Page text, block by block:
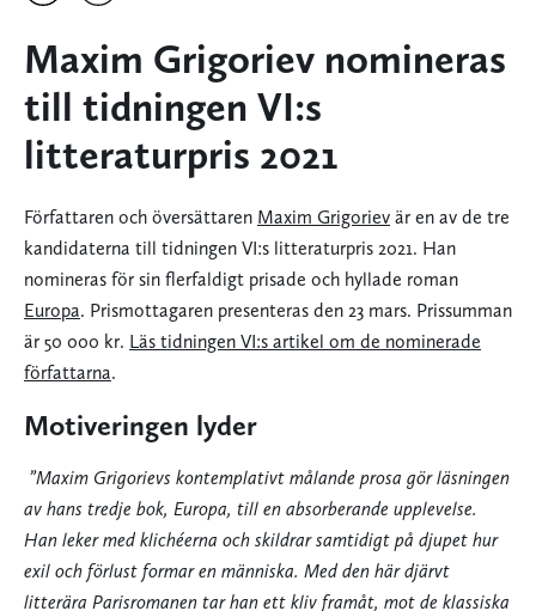
Maxim Grigoriev nomineras
till tidningen VI:s
litteraturpris 2021
Författaren och översättaren Maxim Grigoriev är en av de tre
kandidaterna till tidningen VI:s litteraturpris 2021. Han
nomineras för sin flerfaldigt prisade och hyllade roman
Europa. Prismottagaren presenteras den 23 mars. Prissumman
är 50 000 kr. Läs tidningen VI:s artikel om de nominerade
författarna.
Motiveringen lyder
”Maxim Grigorievs kontemplativt målande prosa gör läsningen
av hans tredje bok, Europa, till en absorberande upplevelse.
Han leker med klichéerna och skildrar samtidigt på djupet hur
exil och förlust formar en människa. Med den här djärvt
litterära Parisromanen tar han ett kliv framåt, mot de klassiska